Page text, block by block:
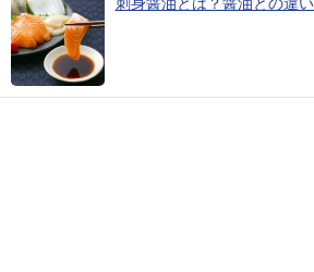
刺身醤油とは？醤油との違